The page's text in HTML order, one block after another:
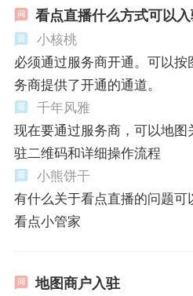
看点直播什么方式可以入
小核桃
必须通过服务商开通。可以按
务商提供了开通的通道。
千年风雅
现在要通过服务商，可以地图
驻二维码和详细操作流程
小熊饼干
有什么关于看点直播的问题可
看点小管家
地图商户入驻